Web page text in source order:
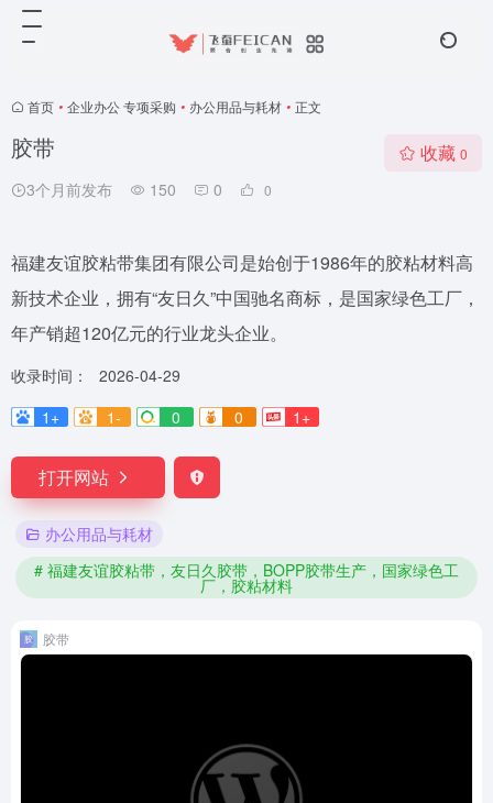
首页 • 企业办公 专项采购 • 办公用品与耗材 • 正文
胶带
3个月前发布 150 0 0
收藏 0
福建友谊胶粘带集团有限公司是始创于1986年的胶粘材料高
新技术企业，拥有“友日久”中国驰名商标，是国家绿色工厂，
年产销超120亿元的行业龙头企业。
收录时间：
2026-04-29
1+
1- 0 0 1+
打开网站
办公用品与耗材
# 福建友谊胶粘带，友日久胶带，BOPP胶带生产，国家绿色工
厂，胶粘材料
胶带